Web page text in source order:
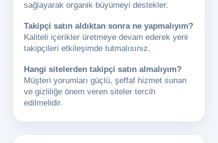
sağlayarak organik büyümeyi destekler.
Takipçi satın aldıktan sonra ne yapmalıyım?
Kaliteli içerikler üretmeye devam ederek yeni
takipçileri etkileşimde tutmalısınız.
Hangi sitelerden takipçi satın almalıyım?
Müşteri yorumları güçlü, şeffaf hizmet sunan
ve gizliliğe önem veren siteler tercih
edilmelidir.